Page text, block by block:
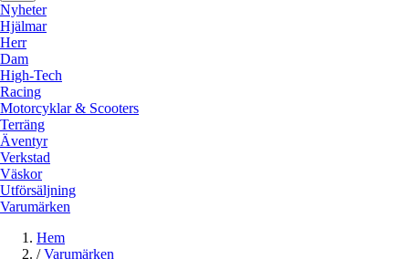
Nyheter
Hjälmar
Herr
Dam
High-Tech
Racing
Motorcyklar & Scooters
Terräng
Äventyr
Verkstad
Väskor
Utförsäljning
Varumärken
Hem
/ Varumärken